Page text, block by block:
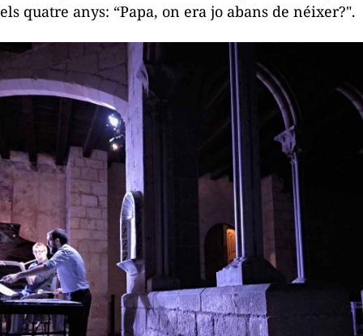
els quatre anys: “Papa, on era jo abans de néixer?".